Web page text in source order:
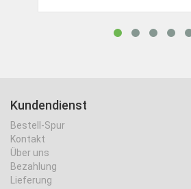
Kundendienst
Bestell-Spur
Kontakt
Über uns
Bezahlung
Lieferung